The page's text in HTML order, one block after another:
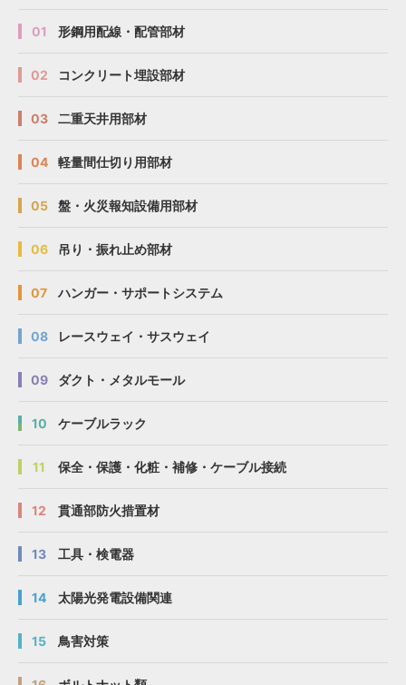
01 形鋼用配線・配管部材
02 コンクリート埋設部材
03 二重天井用部材
04 軽量間仕切り用部材
05 盤・火災報知設備用部材
06 吊り・振れ止め部材
07 ハンガー・サポートシステム
08 レースウェイ・サスウェイ
09 ダクト・メタルモール
10 ケーブルラック
11 保全・保護・化粧・補修・ケーブル接続
12 貫通部防火措置材
13 工具・検電器
14 太陽光発電設備関連
15 鳥害対策